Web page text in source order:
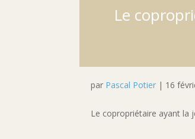
Le
par Pascal Potier | 16
Le copropriétaire ayant la